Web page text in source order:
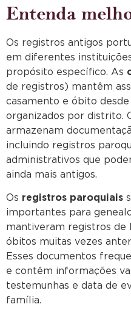
Entenda
Os registros antigos
em diferentes
propósito específico. As
de registros) mantêm
casamento e óbito
organizados por distrito.
armazenam
incluindo registros
administrativos que
ainda mais antigos.
Os registros paroquiais
importantes para
mantiveram registros de
óbitos muitas vezes
Esses documentos
e contêm informações
testemunhas e data de
família.